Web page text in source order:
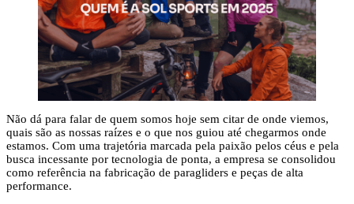
Não dá para falar de quem somos hoje sem citar de onde viemos,
quais são as nossas raízes e o que nos guiou até chegarmos onde
estamos. Com uma trajetória marcada pela paixão pelos céus e pela
busca incessante por tecnologia de ponta, a empresa se consolidou
como referência na fabricação de paragliders e peças de alta
performance.